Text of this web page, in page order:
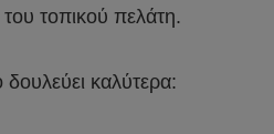
τοπικού πελάτη.
δουλεύει καλύτερα: